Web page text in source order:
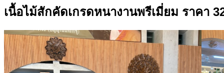
เนื้อไม้สักคัดเกรดหนางานพรีเมี่ยม ราคา